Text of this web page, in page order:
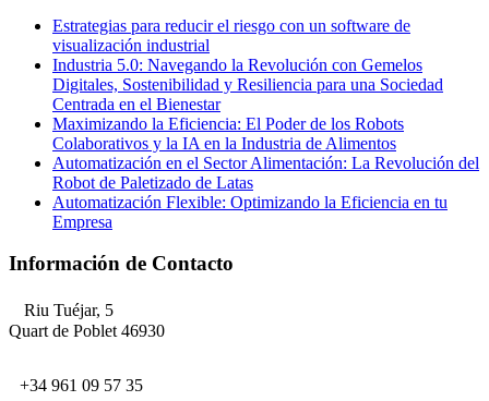
Estrategias para reducir el riesgo con un software de
visualización industrial
Industria 5.0: Navegando la Revolución con Gemelos
Digitales, Sostenibilidad y Resiliencia para una Sociedad
Centrada en el Bienestar
Maximizando la Eficiencia: El Poder de los Robots
Colaborativos y la IA en la Industria de Alimentos
Automatización en el Sector Alimentación: La Revolución del
Robot de Paletizado de Latas
Automatización Flexible: Optimizando la Eficiencia en tu
Empresa
Información de Contacto
Riu Tuéjar, 5
Quart de Poblet 46930
+34 961 09 57 35